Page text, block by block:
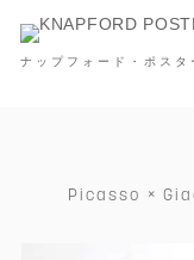
ナップフォード・ポスタ
Picasso ×